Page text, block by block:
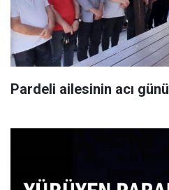
Pardeli ailesinin acı günü